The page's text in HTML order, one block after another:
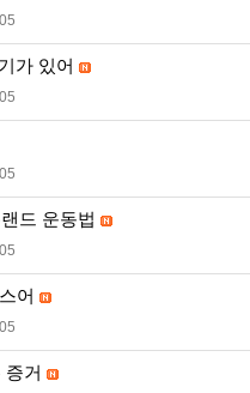
가 있어
드 운동법
어
증거